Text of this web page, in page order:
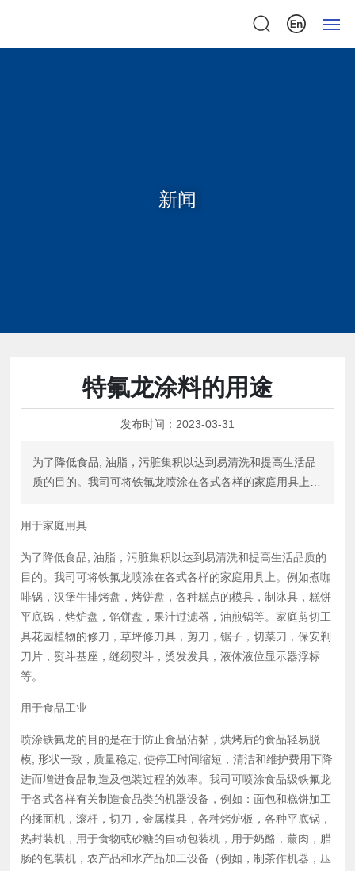
新闻
特氟龙涂料的用途
发布时间： 2023-03-31
为了降低食品, 油脂，污脏集积以达到易清洗和提高生活品
质的目的。我司可将铁氟龙喷涂在各式各样的家庭用具上。
制冰具，糕饼平底锅，烤炉盘，馅饼盘，果汁过滤器，油煎
用于家庭用具
为了降低食品, 油脂，污脏集积以达到易清洗和提高生活品质的
目的。我司可将铁氟龙喷涂在各式各样的家庭用具上。例如煮咖
啡锅，汉堡牛排烤盘，烤饼盘，各种糕点的模具，制冰具，糕饼
平底锅，烤炉盘，馅饼盘，果汁过滤器，油煎锅等。家庭剪切工
具花园植物的修刀，草坪修刀具，剪刀，锯子，切菜刀，保安剃
刀片，熨斗基座，缝纫熨斗，烫发发具，液体液位显示器浮标
等。
用于食品工业
喷涂铁氟龙的目的是在于防止食品沾黏，烘烤后的食品轻易脱
模, 形状一致，质量稳定, 使停工时间缩短，清洁和维护费用下降
进而增进食品制造及包装过程的效率。我司可喷涂食品级铁氟龙
于各式各样有关制造食品类的机器设备，例如：面包和糕饼加工
的揉面机，滚杆，切刀，金属模具，各种烤炉板，各种平底锅，
热封装机，用于食物或砂糖的自动包装机，用于奶酪，薰肉，腊
肠的包装机，农产品和水产品加工设备（例如，制茶作机器，压